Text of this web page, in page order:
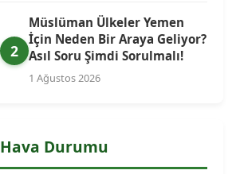
2
Müslüman Ülkeler Yemen
İçin Neden Bir Araya Geliyor?
Asıl Soru Şimdi Sorulmalı!
1 Ağustos 2026
Hava Durumu